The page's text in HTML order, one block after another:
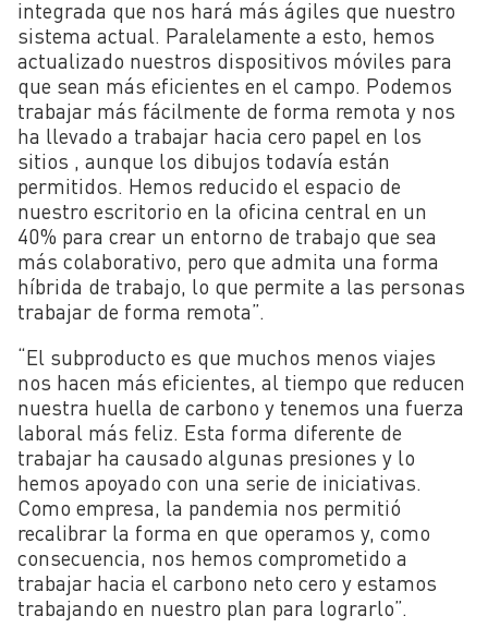
integrada que nos hará más ágiles que nuestro
sistema actual. Paralelamente a esto, hemos
actualizado nuestros dispositivos móviles para
que sean más eficientes en el campo. Podemos
trabajar más fácilmente de forma remota y nos
ha llevado a trabajar hacia cero papel en los
sitios , aunque los dibujos todavía están
permitidos. Hemos reducido el espacio de
nuestro escritorio en la oficina central en un
40% para crear un entorno de trabajo que sea
más colaborativo, pero que admita una forma
híbrida de trabajo, lo que permite a las personas
trabajar de forma remota”.
“El subproducto es que muchos menos viajes
nos hacen más eficientes, al tiempo que reducen
nuestra huella de carbono y tenemos una fuerza
laboral más feliz. Esta forma diferente de
trabajar ha causado algunas presiones y lo
hemos apoyado con una serie de iniciativas.
Como empresa, la pandemia nos permitió
recalibrar la forma en que operamos y, como
consecuencia, nos hemos comprometido a
trabajar hacia el carbono neto cero y estamos
trabajando en nuestro plan para lograrlo”.